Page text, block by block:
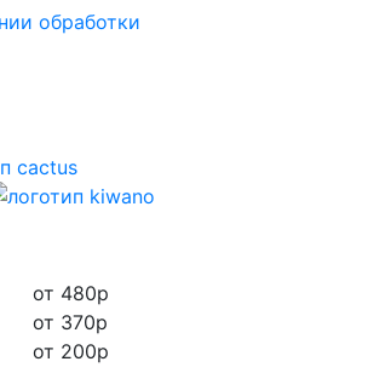
обработки
от 480р
от 370р
от 200р